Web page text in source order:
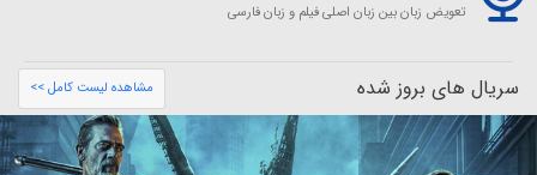
تعویض زبان بین زبان اصلی فیلم و زبان فارسی
سریال های بروز شده مشاهده لیست کامل >>